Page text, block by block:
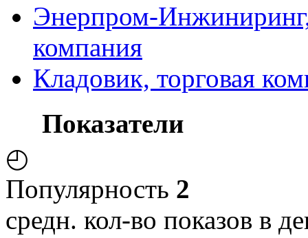
Энерпром-
компания
Кладовик, торговая
Показатели
◴
Популярность 2
средн. кол-во показов в